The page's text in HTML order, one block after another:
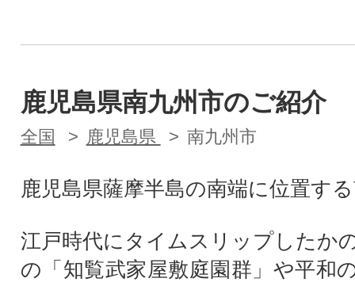
鹿児島県南九州市のご紹介
全国 鹿児島県 南九州市
鹿児島県薩摩半島の南端に位置す
江戸時代にタイムスリップしたか
の「知覧武家屋敷庭園群」や平和